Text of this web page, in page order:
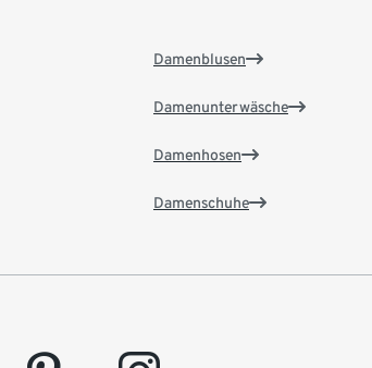
Damenblusen
Damenunterwäsche
Damenhosen
Damenschuhe